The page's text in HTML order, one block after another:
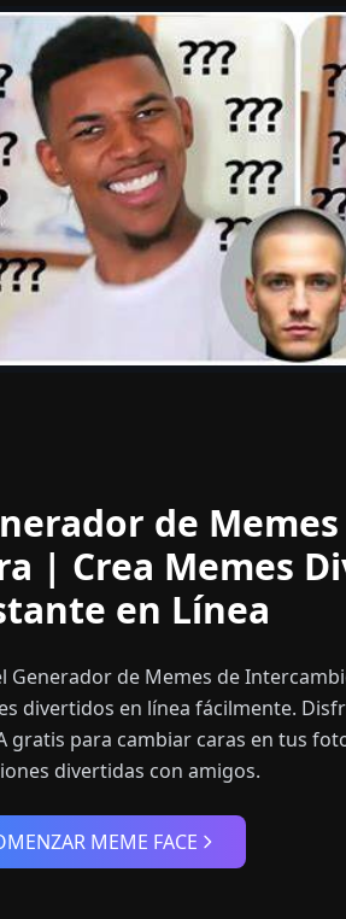
de
| Crea Memes
en Línea
Generador de Memes de
divertidos en línea fácilmente.
gratis para cambiar caras en tus
divertidas con amigos.
MEME FACE